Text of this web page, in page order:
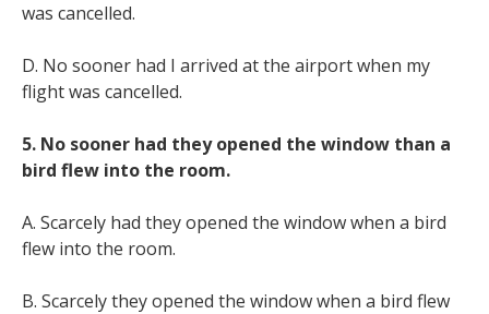
was cancelled.
D. No sooner had I arrived at the airport when my
flight was cancelled.
5. No sooner had they opened the window than a
bird flew into the room.
A. Scarcely had they opened the window when a bird
flew into the room.
B. Scarcely they opened the window when a bird flew